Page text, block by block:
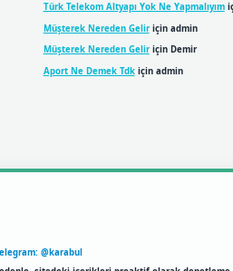
Türk Telekom Altyapı Yok Ne Yapmalıyım
Müşterek Nereden Geliriçin admin
Müşterek Nereden Geliriçin Demir
Aport Ne Demek Tdkiçin admin
@karabul